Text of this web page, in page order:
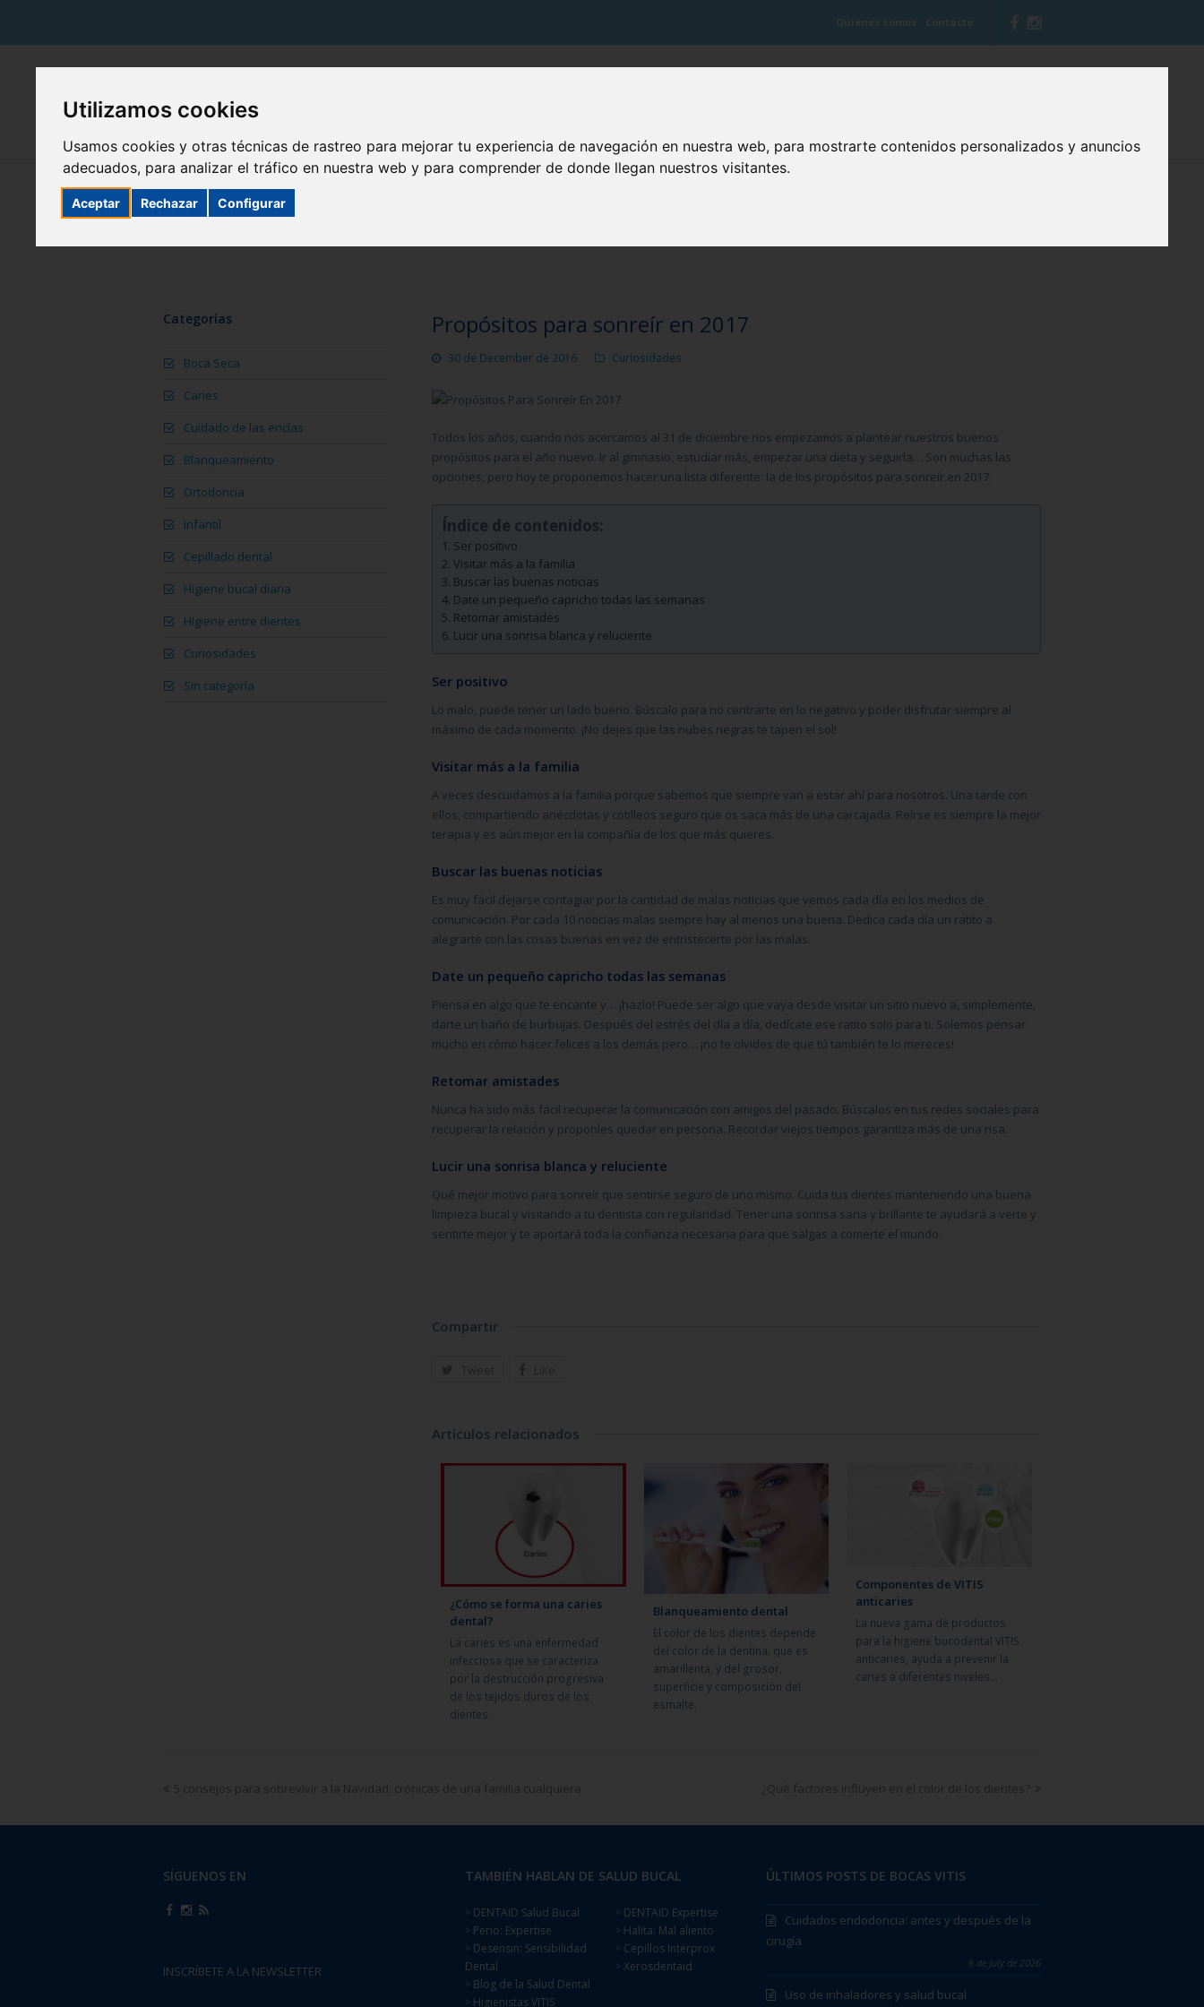
Utilizamos cookies
Usamos cookies y otras técnicas de rastreo para mejorar tu experiencia de navegación en nuestra web, para mostrarte contenidos personalizados y anuncios
adecuados, para analizar el tráfico en nuestra web y para comprender de donde llegan nuestros visitantes.
Aceptar Rechazar Configurar
Quiénes Somos Contacto
Propósitos para sonreír en 2017
30 de December de 2016 Curiosidades
Todos los años, cuando nos acercamos al 31 de diciembre nos empezamos a plantear nuestros buenos
propósitos para el año nuevo. Ir al gimnasio, estudiar más, empezar una dieta y seguirla… Son muchas las
opciones, pero hoy te proponemos hacer una lista diferente: la de los propósitos para sonreír en 2017.
Índice de contenidos:
Ser positivo
Visitar más a la familia
Buscar las buenas noticias
Date un pequeño capricho todas las semanas
Retomar amistades
Lucir una sonrisa blanca y reluciente
Ser positivo
Lo malo, puede tener un lado bueno. Búscalo para no centrarte en lo negativo y poder disfrutar siempre al
máximo de cada momento. ¡No dejes que las nubes negras te tapen el sol!
Visitar más a la familia
A veces descuidamos a la familia porque sabemos que siempre van a estar ahí para nosotros. Una tarde con
ellos, compartiendo anécdotas y cotilleos seguro que os saca más de una carcajada. Reírse es siempre la mejor
terapia y es aún mejor en la compañía de los que más quieres.
Buscar las buenas noticias
Es muy fácil dejarse contagiar por la cantidad de malas noticias que vemos cada día en los medios de
comunicación. Por cada 10 noticias malas siempre hay al menos una buena. Dedica cada día un ratito a
alegrarte con las cosas buenas en vez de entristecerte por las malas.
Date un pequeño capricho todas las semanas
Piensa en algo que te encante y… ¡hazlo! Puede ser algo que vaya desde visitar un sitio nuevo a, simplemente,
darte un baño de burbujas. Después del estrés del día a día, dedícate ese ratito solo para ti. Solemos pensar
mucho en cómo hacer felices a los demás pero… ¡no te olvides de que tú también te lo mereces!
Retomar amistades
Nunca ha sido más fácil recuperar la comunicación con amigos del pasado. Búscalos en tus redes sociales para
recuperar la relación y proponles quedar en persona. Recordar viejos tiempos garantiza más de una risa.
Lucir una sonrisa blanca y reluciente
Qué mejor motivo para sonreír que sentirse seguro de uno mismo. Cuida tus dientes manteniendo una buena
limpieza bucal y visitando a tu dentista con regularidad. Tener una sonrisa sana y brillante te ayudará a verte y
sentirte mejor y te aportará toda la confianza necesaria para que salgas a comerte el mundo.
Compartir
Artículos relacionados
¿Cómo se forma una caries
dental?
La caries es una enfermedad
infecciosa que se caracteriza
por la destrucción progresiva
de los tejidos duros de los
dientes.
Blanqueamiento dental
El color de los dientes depende
del color de la dentina, que es
amarillenta, y del grosor,
superficie y composición del
esmalte.
Componentes de VITIS
anticaries
La nueva gama de productos
para la higiene bucodental VITIS
anticaries, ayuda a prevenir la
caries a diferentes niveles…
Categorías
Boca Seca
Caries
Cuidado de las encías
Blanqueamiento
Ortodoncia
Infantil
Cepillado dental
Higiene bucal diaria
Higiene entre dientes
Curiosidades
Sin categoría
5 consejos para sobrevivir a la Navidad: crónicas de una familia cualquiera ¿Qué factores influyen en el color de los dientes?
SÍGUENOS EN
INSCRÍBETE A LA NEWSLETTER
TAMBIÉN HABLAN DE SALUD BUCAL
> DENTAID Salud Bucal
> Perio: Expertise
> Desensin: Sensibilidad
Dental
> Blog de la Salud Dental
> Higienistas VITIS
> DENTAID Expertise
> Halita: Mal aliento
> Cepillos Interprox
> Xerosdentaid
ÚLTIMOS POSTS DE BOCAS VITIS
Cuidados endodoncia: antes y después de la
cirugía
6 de July de 2026
Uso de inhaladores y salud bucal